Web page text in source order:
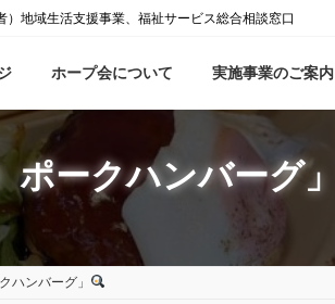
地域生活支援事業、福祉サービス総合相談窓口
ホープ会について 実施事業のご案内
ークハンバーグ」
ハンバーグ」